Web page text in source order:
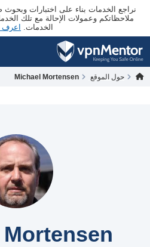
نراجع الخدمات بناء على اختبارات وبحوث
ملاحظاتكم وعمولات الإحالة مع تلك
الخدمات. اعرف
حول الموقع Michael Mortensen